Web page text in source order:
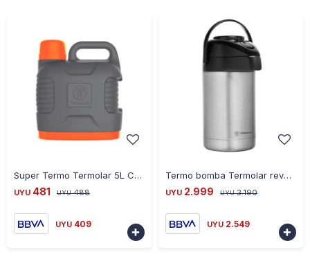
Super Termo Termolar 5L Conserva 10 Horas - GRIS
UYU 481 UYU 488
UYU 409

Termo bomba Termolar revolution 2.5lts acero inoxidable
UYU 2.999 UYU 3.190
UYU 2.549
